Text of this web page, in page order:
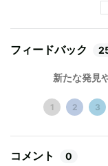
フィードバック
新たな発見
1 2 3
コメント 0